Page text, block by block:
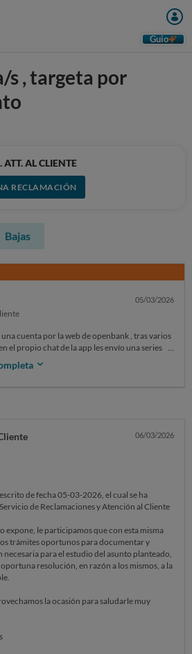
Guio
s , targeta por
AL CLIENTE
RECLAMACIÓN
Bajas
05/03/2026
cuenta por la web de openbank , tras varios
el propio chat de la app les envío una series de
ignorado , entoces decido cerrar la cuenta ,
ellos otra vez por correo electronico y
un certificado de cancelación de cuenta el cual
en proceso , a partir de hay todo vien ;
un mensaje de texto que mi solicitud de
sido rechazada ; En ese mismo momento llamo
envio correos que como siempre los correos no
el chat interno de la app , en esa llamada no
que les pregunte por que había sido denegada
contestación, al cabo de un rato en espera me
, les digo que me envíen un correo con la
y un certificado de cuando esta de baja el cual
dias y que mande un correo [ donde nunca
de cancelación] a todo esto me veo
la reclamación pública por este canal para
la fecha que estamos hoy dia 5 de marzo el
baja por desisitimiento que según ley estoy en
mis primeros 14 dias naturales desde ls
1 de marzo y poder tomar las medidas
una reclamación ante el banco de España
CUENTA/S , TARGETA ETC TODO .
06/03/2026
de fecha 05-03-2026, el cual se ha
de Reclamaciones y Atención al Cliente
expone, le participamos que con esta misma
trámites oportunos para documentar y
para el estudio del asunto planteado,
resolución, en razón a los mismos, a la
la ocasión para saludarle muy